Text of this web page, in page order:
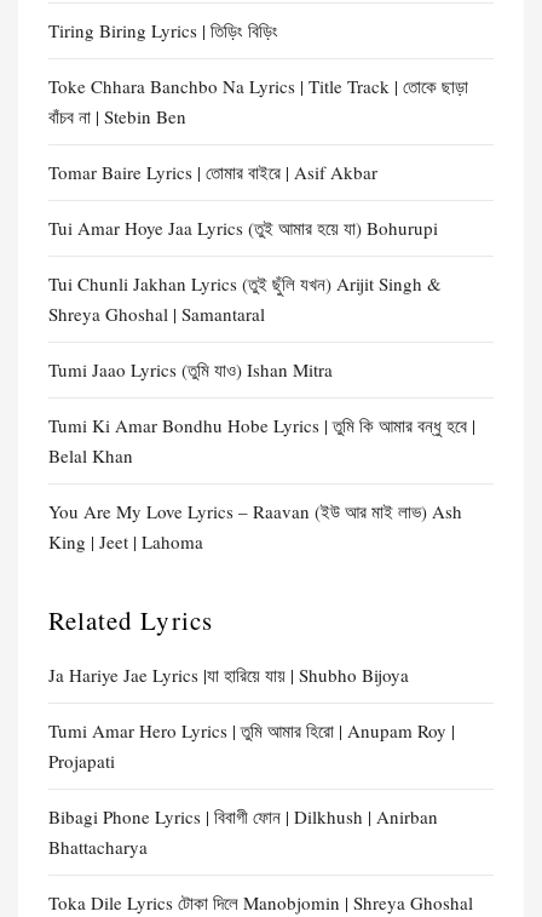
Tiring Biring Lyrics | তিড়িং বিড়িং
Toke Chhara Banchbo Na Lyrics | Title Track | তোকে ছাড়া
বাঁচব না | Stebin Ben
Tomar Baire Lyrics | তোমার বাইরে | Asif Akbar
Tui Amar Hoye Jaa Lyrics (তুই আমার হয়ে যা) Bohurupi
Tui Chunli Jakhan Lyrics (তুই ছুঁলি যখন) Arijit Singh &
Shreya Ghoshal | Samantaral
Tumi Jaao Lyrics (তুমি যাও) Ishan Mitra
Tumi Ki Amar Bondhu Hobe Lyrics | তুমি কি আমার বন্ধু হবে |
Belal Khan
You Are My Love Lyrics – Raavan (ইউ আর মাই লাভ) Ash
King | Jeet | Lahoma
Related Lyrics
Ja Hariye Jae Lyrics |যা হারিয়ে যায় | Shubho Bijoya
Tumi Amar Hero Lyrics | তুমি আমার হিরো | Anupam Roy |
Projapati
Bibagi Phone Lyrics | বিবাগী ফোন | Dilkhush | Anirban
Bhattacharya
Toka Dile Lyrics টোকা দিলে Manobjomin | Shreya Ghoshal